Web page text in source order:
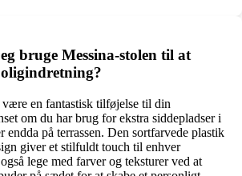
bruge Messina-stolen til at
være en fantastisk tilføjelse til din
om du har brug for ekstra siddepladser i
endda på terrassen. Den sortfarvede plastik
giver et stilfuldt touch til enhver
lege med farver og teksturer ved at